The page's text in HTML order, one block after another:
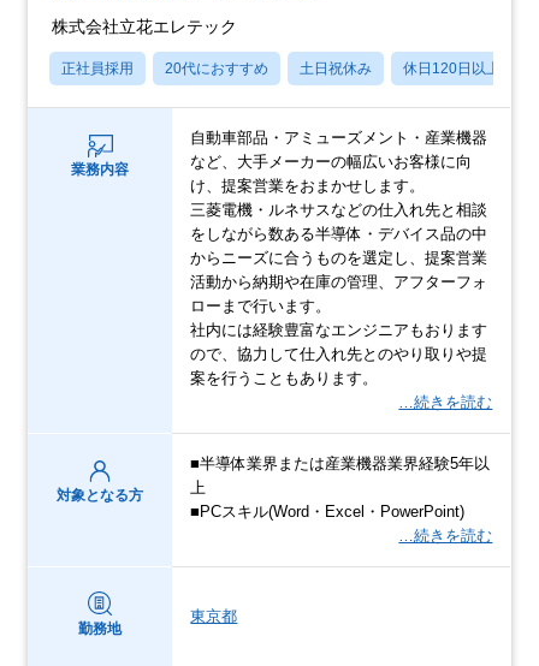
株式会社立花エレテック
正社員採用 20代におすすめ 土日祝休み 休日120日以上
業務内容
自動車部品・アミューズメント・産業機器
など、大手メーカーの幅広いお客様に向
け、提案営業をおまかせします。
三菱電機・ルネサスなどの仕入れ先と相談
をしながら数ある半導体・デバイス品の中
からニーズに合うものを選定し、提案営業
活動から納期や在庫の管理、アフターフォ
ローまで行います。
社内には経験豊富なエンジニアもおります
ので、協力して仕入れ先とのやり取りや提
案を行うこともあります。
…続きを読む
対象となる方
■半導体業界または産業機器業界経験5年以
上
■PCスキル(Word・Excel・PowerPoint)
…続きを読む
勤務地
東京都